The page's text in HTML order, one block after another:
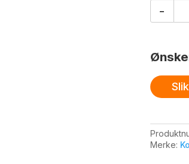
-
Baroque
95mm
Merke: